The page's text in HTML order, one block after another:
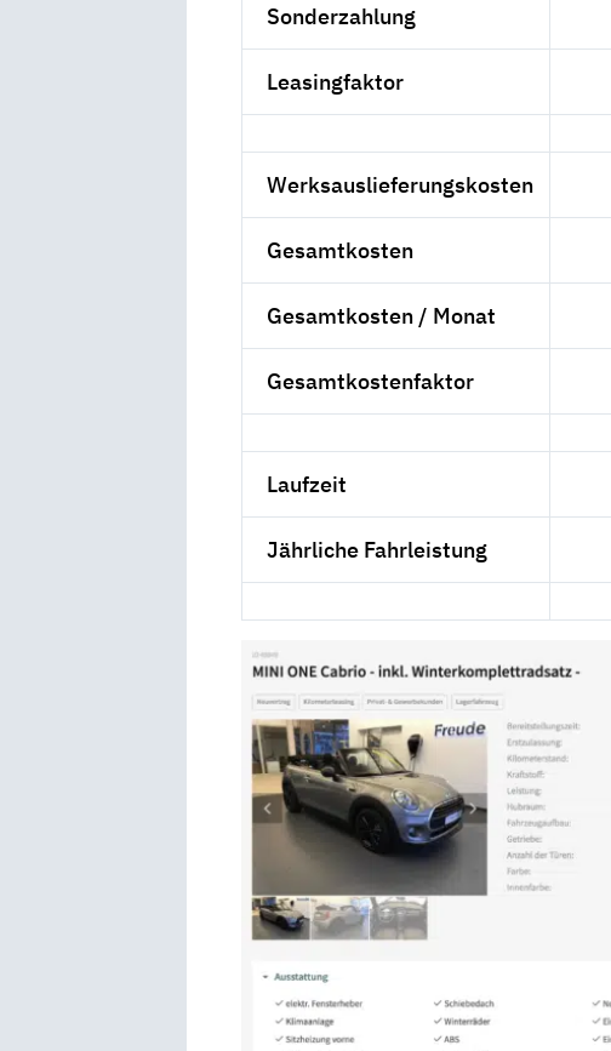
Sonderzahlung
Leasingfaktor
Werksauslieferungskosten
Gesamtkosten
Gesamtkosten / Monat
Gesamtkostenfaktor
Laufzeit
Jährliche Fahrleistung